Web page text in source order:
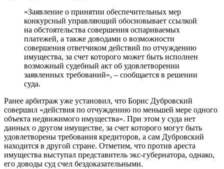
«Заявление о принятии обеспечительных мер
конкурсный управляющий обосновывает ссылкой
на обстоятельства совершения оспариваемых
платежей, а также доводами о возможности
совершения ответчиком действий по отчуждению
имущества, за счет которого может быть исполнен
возможный судебный акт об удовлетворении
заявленных требований», – сообщается в решении
суда.
Ранее арбитраж уже установил, что Борис Дубровский
совершил «действия по отчуждению по меньшей мере одного
объекта недвижимого имущества». При этом у суда нет
данных о другом имуществе, за счет которого могут быть
удовлетворены требования кредиторов, а сам Дубровский
находится в другой стране. Отметим, что против ареста
имущества выступал представитель экс-губернатора, однако,
его доводы суд счел бездоказательными.